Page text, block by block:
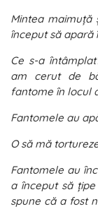
Mintea maimuță
ȋnceput să apară
Ce s-a
am cerut de
fantome ȋn locul
Fantomele au
O să mă
Fantomele au
a ȋnceput să
spune că a fost